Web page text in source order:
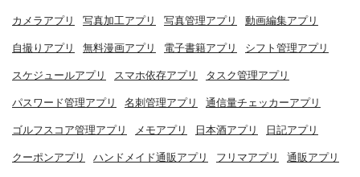
カメラアプリ 写真加工アプリ 写真管理アプリ 動画編集アプリ
自撮りアプリ 無料漫画アプリ 電子書籍アプリ シフト管理アプリ
スケジュールアプリ スマホ依存アプリ タスク管理アプリ
パスワード管理アプリ 名刺管理アプリ 通信量チェッカーアプリ
ゴルフスコア管理アプリ メモアプリ 日本酒アプリ 日記アプリ
クーポンアプリ ハンドメイド通販アプリ フリマアプリ 通販アプリ